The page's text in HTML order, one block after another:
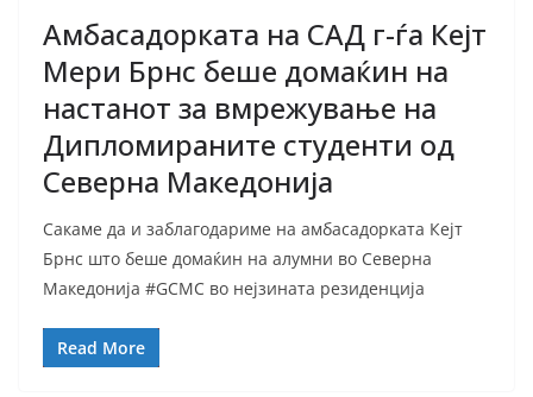
Амбасадорката на САД г-ѓа Кејт
Мери Брнс беше домаќин на
настанот за вмрежување на
Дипломираните студенти од
Северна Македонија
Сакаме да и заблагодариме на амбасадорката Кејт
Брнс што беше домаќин на алумни во Северна
Македонија #GCMC во нејзината резиденција
Read More